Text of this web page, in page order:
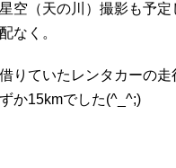
空（天の川）撮影も予定
なく。
りていたレンタカーの走
か15kmでした(^_^;)